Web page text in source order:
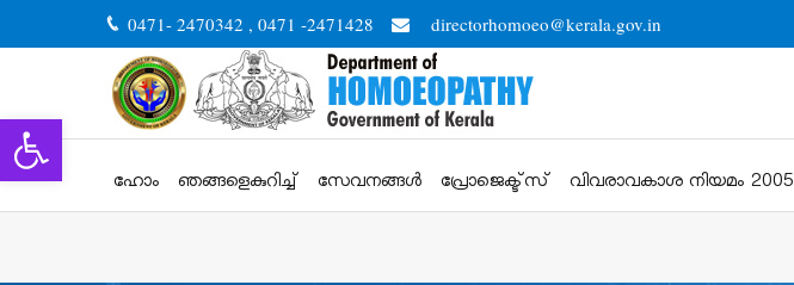
Open toolbar
0471- 2470342 , 0471 -2471428 directorhomoeo@kerala.gov.in
ഹോം ഞങ്ങളെകുറിച്ച് സേവനങ്ങള്‍ പ്രോജെക്ട്സ് വിവരാവകാശ നിയമം 2005